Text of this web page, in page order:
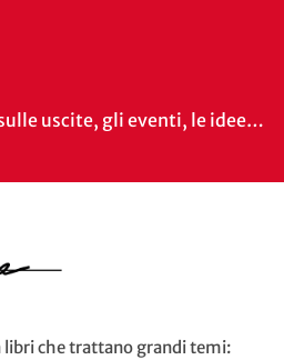
uscite, gli eventi, le idee…
libri che trattano grandi temi: